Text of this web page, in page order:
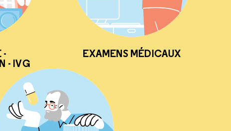
-
- IVG
EXAMENS MÉDICAUX